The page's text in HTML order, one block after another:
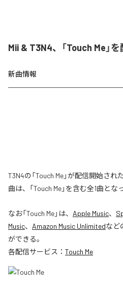
Mii & T3N4、「Touch Me」
新曲情報
T3N4の「Touch Me」が配信開始さ
曲は、「Touch Me」を含む全1曲とな
なお「Touch Me」は、 Apple Music、
Music、 Amazon Music Unlimitedなど
ができる。
各配信サービス： Touch Me